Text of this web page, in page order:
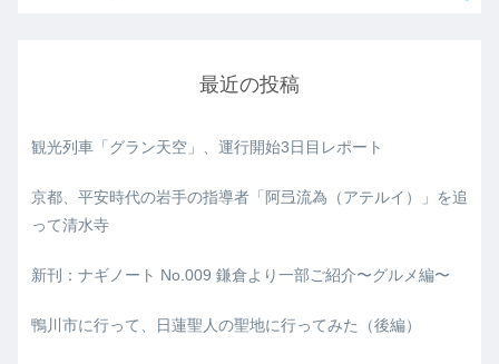
最近の投稿
観光列車「グラン天空」、運行開始3日目レポート
京都、平安時代の岩手の指導者「阿弖流為（アテルイ）」を追
って清水寺
新刊：ナギノート No.009 鎌倉より一部ご紹介〜グルメ編〜
鴨川市に行って、日蓮聖人の聖地に行ってみた（後編）